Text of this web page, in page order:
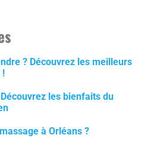
? Découvrez les meilleurs
!
les bienfaits du
à Orléans ?